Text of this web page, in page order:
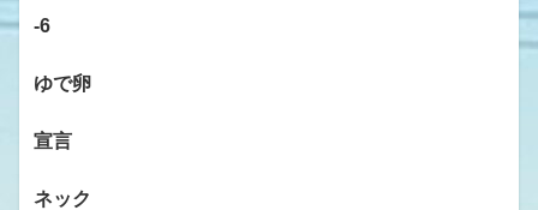
-6
ゆで卵
宣言
ネック